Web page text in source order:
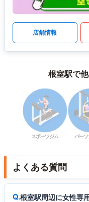
店舗情報
根室駅で
スポーツジム パーソ
よくある質問
根室駅周辺に女性専